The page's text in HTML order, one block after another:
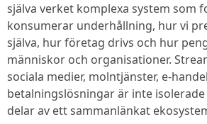
själva verket komplexa system som
konsumerar underhållning, hur vi
själva, hur företag drivs och hur
människor och organisationer.
sociala medier, molntjänster, e-
betalningslösningar är inte
delar av ett sammanlänkat